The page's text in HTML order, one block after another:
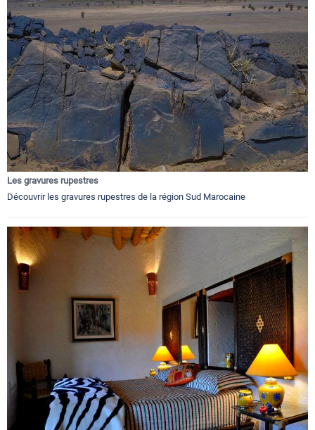
Les gravures rupestres
Découvrir les gravures rupestres de la région Sud Marocaine